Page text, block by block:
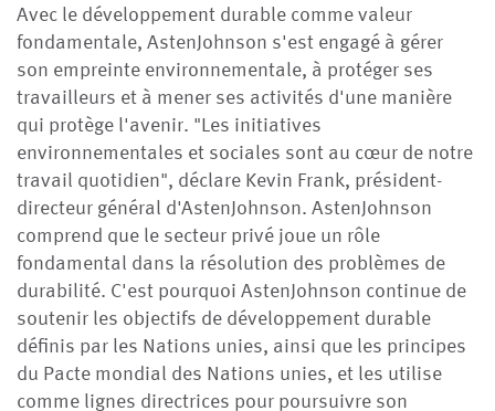
Avec le développement durable comme valeur
fondamentale, AstenJohnson s'est engagé à gérer
son empreinte environnementale, à protéger ses
travailleurs et à mener ses activités d'une manière
qui protège l'avenir. "Les initiatives
environnementales et sociales sont au cœur de notre
travail quotidien", déclare Kevin Frank, président-
directeur général d'AstenJohnson. AstenJohnson
comprend que le secteur privé joue un rôle
fondamental dans la résolution des problèmes de
durabilité. C'est pourquoi AstenJohnson continue de
soutenir les objectifs de développement durable
définis par les Nations unies, ainsi que les principes
du Pacte mondial des Nations unies, et les utilise
comme lignes directrices pour poursuivre son